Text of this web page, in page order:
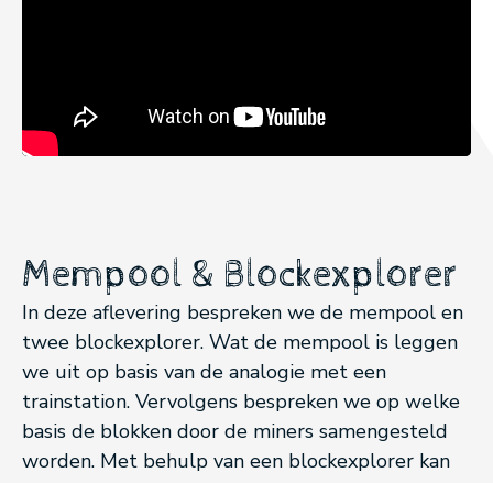
Mempool & Blockexplorer
In deze aflevering bespreken we de mempool en
twee blockexplorer. Wat de mempool is leggen
we uit op basis van de analogie met een
trainstation. Vervolgens bespreken we op welke
basis de blokken door de miners samengesteld
worden. Met behulp van een blockexplorer kan